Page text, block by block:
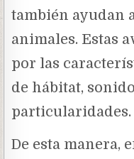
también ayudan
animales. Estas
por las
de hábitat,
particularidades.
De esta manera,